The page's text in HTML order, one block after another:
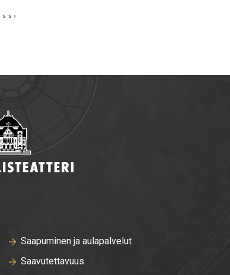
Saapuminen ja aulapalvelut
Saavutettavuus